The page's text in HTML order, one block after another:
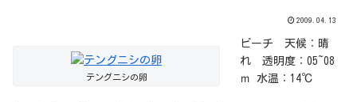
2009.04.13
テングニシの卵
ビーチ 天候：晴
れ 透明度：05~08
ｍ 水温：14℃